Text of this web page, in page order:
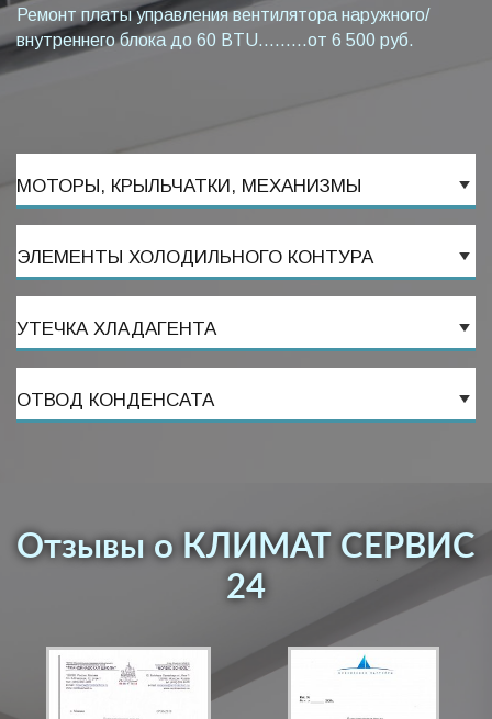
Ремонт платы управления вентилятора наружного/
внутреннего блока до 60 BTU.........от 6 500 руб.
МОТОРЫ, КРЫЛЬЧАТКИ, МЕХАНИЗМЫ
ЭЛЕМЕНТЫ ХОЛОДИЛЬНОГО КОНТУРА
УТЕЧКА ХЛАДАГЕНТА
ОТВОД КОНДЕНСАТА
Отзывы о КЛИМАТ СЕРВИС
24